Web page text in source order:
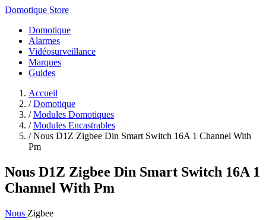
Domotique Store
Domotique
Alarmes
Vidéosurveillance
Marques
Guides
Accueil
/ Domotique
/ Modules Domotiques
/ Modules Encastrables
/ Nous D1Z Zigbee Din Smart Switch 16A 1 Channel With
Pm
Nous D1Z Zigbee Din Smart Switch 16A 1
Channel With Pm
Nous Zigbee